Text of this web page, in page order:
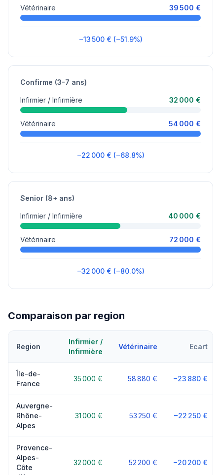
Vétérinaire 39 500 €
−13 500 € (−51.9%)
Confirme (3-7 ans)
Infirmier / Infirmière 32 000 €
Vétérinaire 54 000 €
−22 000 € (−68.8%)
Senior (8+ ans)
Infirmier / Infirmière 40 000 €
Vétérinaire 72 000 €
−32 000 € (−80.0%)
Comparaison par region
Region
Infirmier /
Infirmière
Vétérinaire Ecart
Île-de-
France
35 000 € 58 880 € −23 880 €
Auvergne-
Rhône-
Alpes
31 000 € 53 250 € −22 250 €
Provence-
Alpes-
Côte
32 000 € 52 200 € −20 200 €